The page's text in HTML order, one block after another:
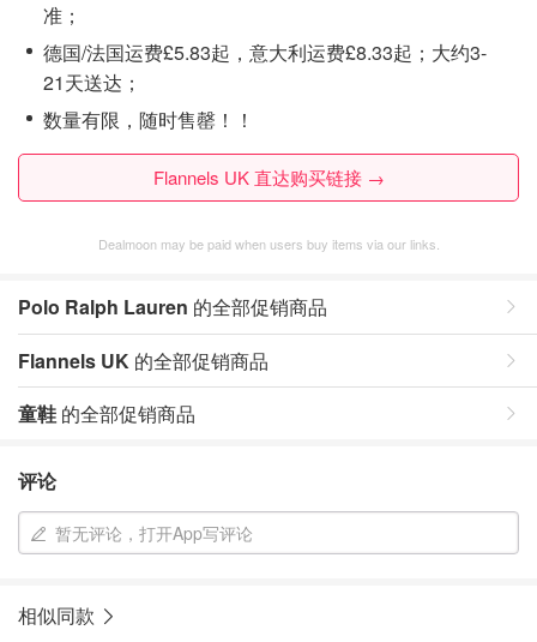
准；
德国/法国运费£5.83起，意大利运费£8.33起；大约3-
21天送达；
数量有限，随时售罄！！
Flannels UK 直达购买链接 →
Dealmoon may be paid when users buy items via our links.
Polo Ralph Lauren 的全部促销商品
Flannels UK 的全部促销商品
童鞋 的全部促销商品
评论
暂无评论，打开App写评论
相似同款